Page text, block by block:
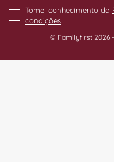
Tomei conhecimento da
condições
© Familyfirst 2026